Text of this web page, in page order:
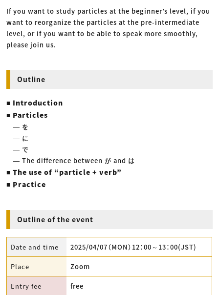
If you want to study particles at the beginner’s level, if you
want to reorganize the particles at the pre-intermediate
level, or if you want to be able to speak more smoothly,
please join us.
Outline
■ Introduction
■ Particles
― を
― に
― で
― The difference between が and は
■ The use of “particle + verb”
■ Practice
Outline of the event
Date and time 2025/04/07（MON）12：00～13：00(JST)
Place Zoom
Entry fee free